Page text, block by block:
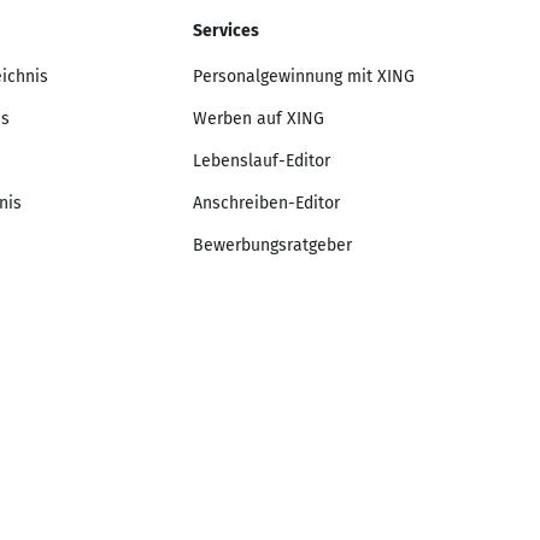
Services
Personalgewinnung mit XING
Werben auf XING
Lebenslauf-Editor
Anschreiben-Editor
Bewerbungsratgeber